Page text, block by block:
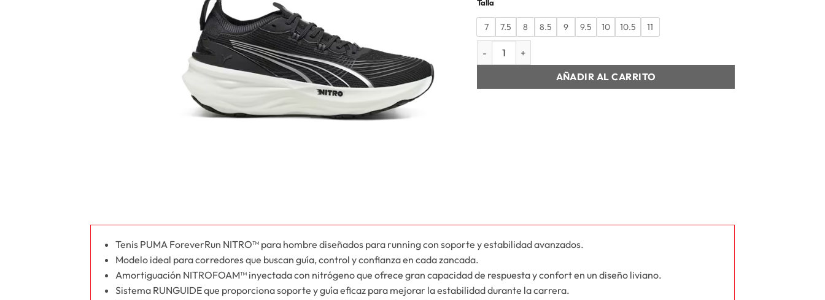
Talla
7 7.5 8 8.5 9 9.5 10 10.5
11
HOMBRE FOREVERRUN NITRO 2 cantidad
AÑADIR AL CARRITO
Tenis PUMA ForeverRun NITRO™ para hombre diseñados para running con soporte y estabilidad avanzados.
Modelo ideal para corredores que buscan guía, control y confianza en cada zancada.
Amortiguación NITROFOAM™ inyectada con nitrógeno que ofrece gran capacidad de respuesta y confort en un diseño liviano.
Sistema RUNGUIDE que proporciona soporte y guía eficaz para mejorar la estabilidad durante la carrera.